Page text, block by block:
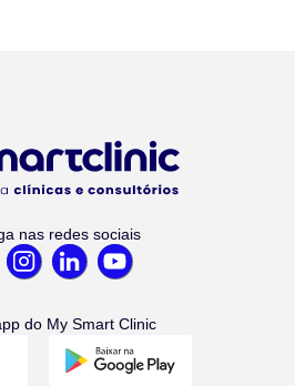
nas redes sociais
do My Smart Clinic